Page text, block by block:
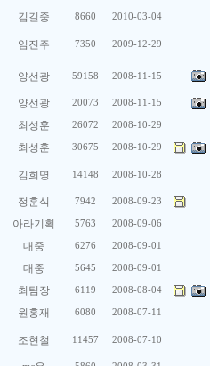
김길중 8660 2010-03-04
임진주 7350 2009-12-29
양선광 59158 2008-11-15
양선광 20073 2008-11-15
최성훈 26072 2008-10-29
최성훈 30675 2008-10-29
김희명 14148 2008-10-28
정훈식 7942 2008-09-23
아라기획 5763 2008-09-06
대중 6276 2008-09-01
대중 5645 2008-09-01
최팀장 6119 2008-08-04
원홍재 6080 2008-07-11
조현철 11457 2008-07-10